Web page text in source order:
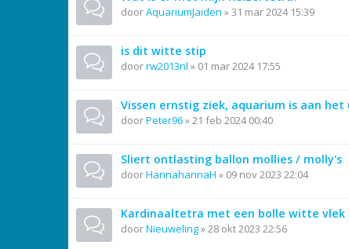
doorAquariumJaiden »31 mar 2024 15:39
is dit witte stip
doorrw2013nl » 01 mar 2024 17:55
Vissen ernstig ziek, aquarium is aan
doorPeter96»21 feb 2024 00:40
Sliert ontlasting ballon mollies / molly's
doorHannahannaH » 09 nov 2023 22:04
Kardinaaltetra met een bolle witte vlek
doorNieuweling»28 okt 2023 22:56